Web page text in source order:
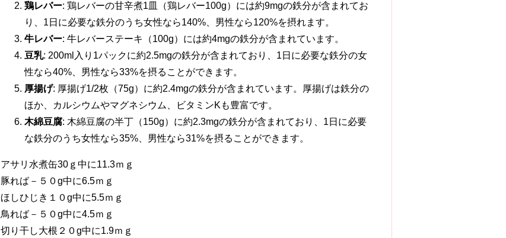
鶏レバー: 鶏レバーの甘辛煮1皿（鶏レバー100g）には約9mgの鉄分が含まれてお
り、1日に必要な鉄分のうち女性なら140%、男性なら120%を摂れます。
牛レバー: 牛レバーステーキ（100g）には約4mgの鉄分が含まれています。
豆乳: 200ml入り1パックに約2.5mgの鉄分が含まれており、1日に必要な鉄分の女
性なら40%、男性なら33%を摂ることができます。
厚揚げ: 厚揚げ1/2枚（75g）に約2.4mgの鉄分が含まれています。厚揚げは鉄分の
ほか、カルシウムやマグネシウム、ビタミンKも豊富です。
木綿豆腐: 木綿豆腐の半丁（150g）に約2.3mgの鉄分が含まれており、1日に必要
な鉄分のうち女性なら35%、男性なら31%を摂ることができます。
アサリ水煮缶30ｇ中に11.3ｍｇ
豚れば－５０g中に6.5ｍｇ
ほしひじき１０g中に5.5ｍｇ
鳥れば－５０g中に4.5ｍｇ
切り干し大根２０g中に1.9ｍｇ